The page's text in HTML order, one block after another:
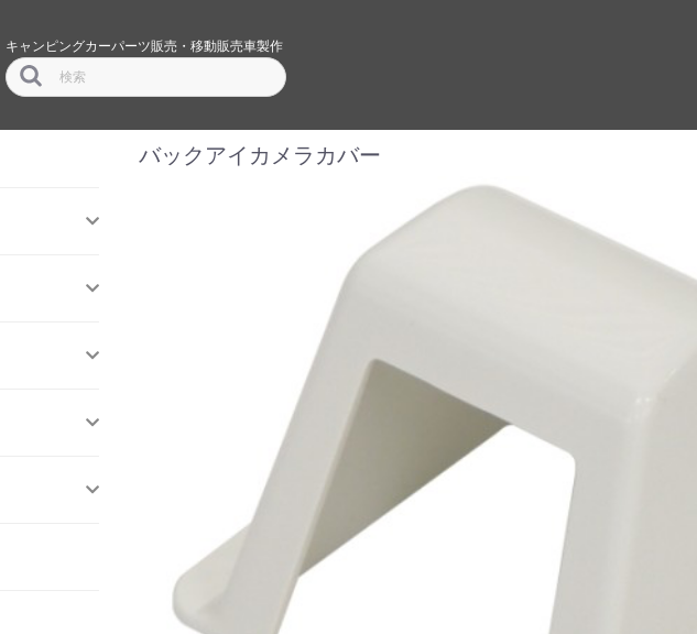
キャンピングカーパーツ販売・移動販売車製作
バックアイカメラカバー